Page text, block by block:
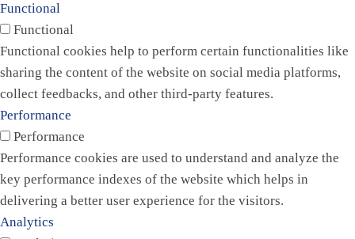
Functional
Functional
Functional cookies help to perform certain functionalities like
sharing the content of the website on social media platforms,
collect feedbacks, and other third-party features.
Performance
Performance
Performance cookies are used to understand and analyze the
key performance indexes of the website which helps in
delivering a better user experience for the visitors.
Analytics